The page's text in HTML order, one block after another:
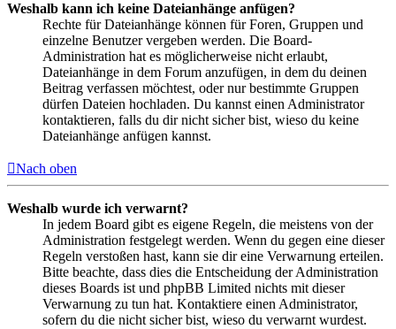
Weshalb kann ich keine Dateianhänge anfügen?
Rechte für Dateianhänge können für Foren, Gruppen und
einzelne Benutzer vergeben werden. Die Board-
Administration hat es möglicherweise nicht erlaubt,
Dateianhänge in dem Forum anzufügen, in dem du deinen
Beitrag verfassen möchtest, oder nur bestimmte Gruppen
dürfen Dateien hochladen. Du kannst einen Administrator
kontaktieren, falls du dir nicht sicher bist, wieso du keine
Dateianhänge anfügen kannst.
Nach oben
Weshalb wurde ich verwarnt?
In jedem Board gibt es eigene Regeln, die meistens von der
Administration festgelegt werden. Wenn du gegen eine dieser
Regeln verstoßen hast, kann sie dir eine Verwarnung erteilen.
Bitte beachte, dass dies die Entscheidung der Administration
dieses Boards ist und phpBB Limited nichts mit dieser
Verwarnung zu tun hat. Kontaktiere einen Administrator,
sofern du die nicht sicher bist, wieso du verwarnt wurdest.